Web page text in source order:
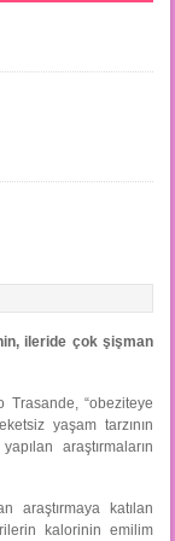
ileride çok şişman
Trasande, “obeziteye
yaşam tarzının
araştırmaların
araştırmaya katılan
kalorinin emilim